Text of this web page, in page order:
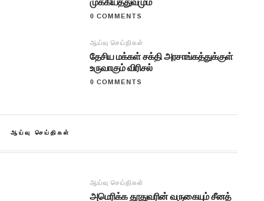
0 COMMENTS
ஆய்வு செய்திகள்
தேசிய மக்கள் சக்தி அரசாங்கத்துக்குள்
உருவாகும் விரிசல்
0 COMMENTS
ஆய்வு செய்திகள்
ஆய்வு செய்திகள்
அமெரிக்க தூதுவரின் வருகையும் சீனத்